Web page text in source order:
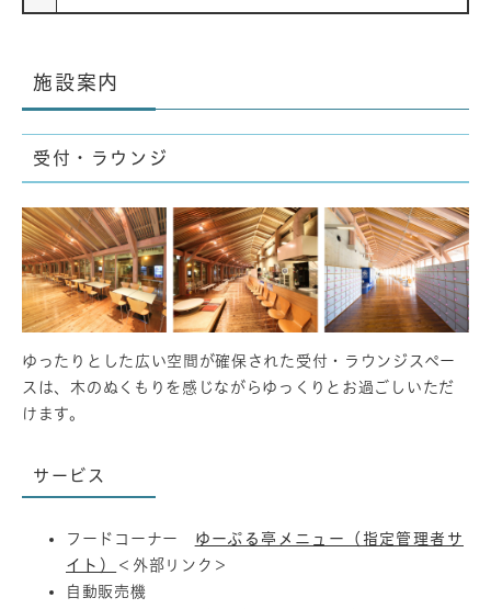
施設案内
受付・ラウンジ
ゆったりとした広い空間が確保された受付・ラウンジスペー
スは、木のぬくもりを感じながらゆっくりとお過ごしいただ
けます。
サービス
フードコーナー ゆーぷる亭メニュー（指定管理者サ
イト）
＜外部リンク＞
自動販売機